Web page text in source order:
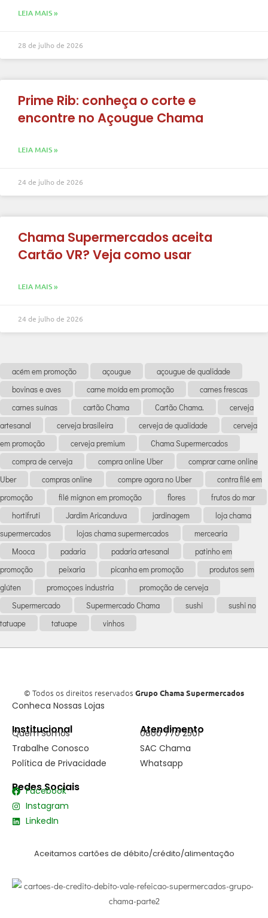
LEIA MAIS »
28 de julho de 2026
Prime Rib: conheça o corte e
encontre no Açougue Chama
LEIA MAIS »
24 de julho de 2026
Chama Supermercados aceita
Cartão VR? Veja como usar
LEIA MAIS »
24 de julho de 2026
acém em promoção açougue
açougue de qualidade
bovinas e aves
carne moída em promoção
carnes frescas
carnes suínas
cartão Chama Cartão Chama.
cerveja
artesanal
cerveja brasileira cerveja de qualidade
cerveja
em promoção
cerveja premium
Chama Supermercados
compra de cerveja
compra online Uber
comprar carne online
Uber
compras online compre agora no Uber
contra filé em
promoção
filé mignon em promoção flores
frutos do mar
hortifruti
Jardim Aricanduva jardinagem
loja chama
supermercados
lojas chama supermercados
mercearia
Mooca
padaria padaria artesanal
patinho em
promoção
peixaria picanha em promoção
produtos sem
glúten
promoçoes industria
promoção de cerveja
Supermercado
Supermercado Chama sushi
sushi no
tatuape
tatuape vinhos
© Todos os direitos reservados Grupo Chama Supermercados
Conheca Nossas Lojas
Institucional
Quem Somos
Trabalhe Conosco
Política de Privacidade
Atendimento
0800 770 2501
SAC Chama
Whatsapp
Redes Sociais
Facebook
Instagram
LinkedIn
Aceitamos cartões de débito/crédito/alimentação